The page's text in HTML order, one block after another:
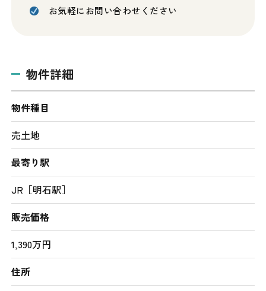
お気軽にお問い合わせください
物件詳細
物件種目
売土地
最寄り駅
JR［明石駅］
販売価格
1,390万円
住所